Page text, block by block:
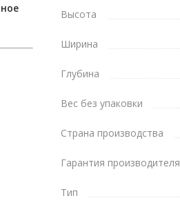
Высота
Ширина
Глубина
Вес без упаковки
Страна производства
Гарантия производителя
Тип